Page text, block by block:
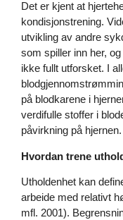
Det er kjent at
kondisjonstrening.
utvikling av andre
som spiller inn her,
ikke fullt utforsket. I
på blodkarene i
verdifulle stoffer i
påvirkning på hjernen.
Hvordan trene
Utholdenhet kan
arbeide med relativt
mfl. 2001).